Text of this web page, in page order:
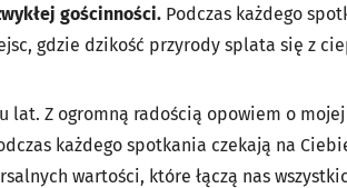
gościnności. Podczas każdego
gdzie dzikość przyrody splata się z
lat. Z ogromną radością opowiem o mojej
każdego spotkania czekają na
wartości, które łączą nas